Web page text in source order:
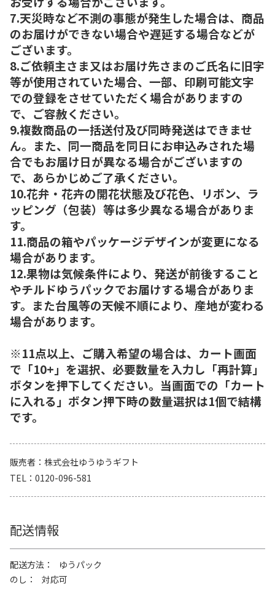
7.天災時など不測の事態が発生した場合は、商品
のお届けができない場合や遅延する場合などが
ございます。
8.ご依頼主さま又はお届け先さまのご氏名に旧字
等が使用されていた場合、一部、印刷可能文字
での登録をさせていただく場合がありますの
で、ご容赦ください。
9.複数商品の一括送付及び同時発送はできませ
ん。また、同一商品を同日にお申込みされた場
合でもお届け日が異なる場合がございますの
で、あらかじめご了承ください。
10.花弁・花卉の開花状態及び花色、リボン、ラ
ッピング（包装）等は多少異なる場合がありま
す。
11.商品の箱やパッケージデザインが変更になる
場合があります。
12.果物は気候条件により、発送が前後すること
やチルドゆうパックでお届けする場合がありま
す。また台風等の天候不順により、産地が変わる
場合があります。
※11点以上、ご購入希望の場合は、カート画面
で「10+」を選択、必要数量を入力し「再計算」
ボタンを押下してください。当画面での「カート
に入れる」ボタン押下時の数量選択は1個で結構
です。
販売者
株式会社ゆうゆうギフト
TEL
0120-096-581
配送情報
配送方法
ゆうパック
のし
対応可